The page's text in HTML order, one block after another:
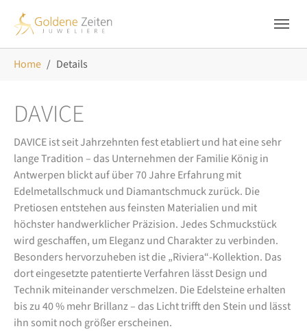
Home Details
DAVICE
DAVICE ist seit Jahrzehnten fest etabliert und hat eine sehr
lange Tradition – das Unternehmen der Familie König in
Antwerpen blickt auf über 70 Jahre Erfahrung mit
Edelmetallschmuck und Diamantschmuck zurück. Die
Pretiosen entstehen aus feinsten Materialien und mit
höchster handwerklicher Präzision. Jedes Schmuckstück
wird geschaffen, um Eleganz und Charakter zu verbinden.
Besonders hervorzuheben ist die „Riviera“-Kollektion. Das
dort eingesetzte patentierte Verfahren lässt Design und
Technik miteinander verschmelzen. Die Edelsteine erhalten
bis zu 40 % mehr Brillanz – das Licht trifft den Stein und lässt
ihn somit noch größer erscheinen.